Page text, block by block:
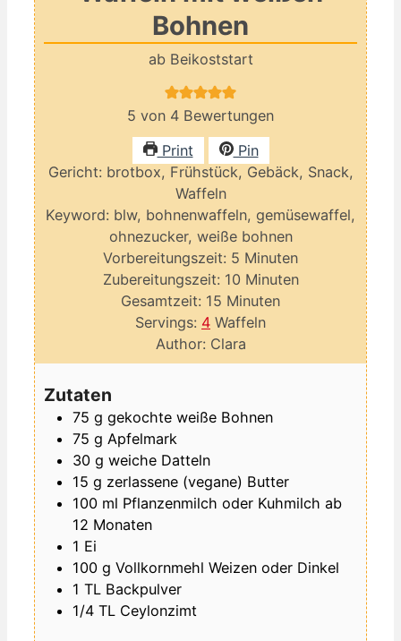
Bohnen
ab Beikoststart
5 von 4 Bewertungen
Print
Pin
Gericht: brotbox, Frühstück, Gebäck, Snack,
Waffeln
Keyword: blw, bohnenwaffeln, gemüsewaffel,
ohnezucker, weiße bohnen
Vorbereitungszeit: 5 Minuten
Minuten
Zubereitungszeit: 10Minuten
Minuten
Gesamtzeit: 15 Minuten
Minuten
Servings: 4 Waffeln
Author: Clara
Zutaten
75 g gekochte weiße Bohnen
75 g Apfelmark
30 g weiche Datteln
15 g zerlassene (vegane) Butter
100 ml Pflanzenmilch oder Kuhmilch ab
12 Monaten
1 Ei
100 g Vollkornmehl Weizen oder Dinkel
1 TL Backpulver
1/4 TL Ceylonzimt